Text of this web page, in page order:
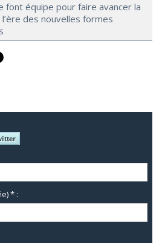
font équipe pour faire avancer la
des nouvelles formes
* :